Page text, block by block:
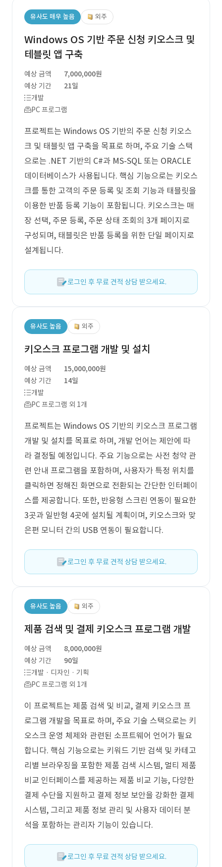
유사도 매우 높음 외주
Windows OS 기반 주문 신청 키오스크 및
테블릿 앱 구축
예상 금액
7,000,000원
예상 기간
21일
개발
PC 프로그램
프로젝트는 Windows OS 기반의 주문 신청 키오스
크 및 태블릿 앱 구축을 목표로 하며, 주요 기술 스택
으로는 .NET 기반의 C#과 MS-SQL 또는 ORACLE
데이터베이스가 사용됩니다. 핵심 기능으로는 키오스
크를 통한 고객의 주문 등록 및 조회 기능과 태블릿을
이용한 반품 등록 기능이 포함됩니다. 키오스크는 매
장 선택, 주문 등록, 주문 상태 조회의 3개 페이지로
구성되며, 태블릿은 반품 등록을 위한 단일 페이지로
설계됩니다.
로그인 후 무료 견적 상담 받으세요.
유사도 높음 외주
키오스크 프로그램 개발 및 설치
예상 금액
15,000,000원
예상 기간
14일
개발
PC 프로그램 외 1개
프로젝트는 Windows OS 기반의 키오스크 프로그램
개발 및 설치를 목표로 하며, 개발 언어는 제안에 따
라 결정될 예정입니다. 주요 기능으로는 사전 청약 관
련 안내 프로그램을 포함하며, 사용자가 특정 위치를
클릭하면 정해진 화면으로 전환되는 간단한 인터페이
스를 제공합니다. 또한, 반응형 스크린 연동이 필요한
3곳과 일반형 4곳에 설치될 계획이며, 키오스크와 맞
은편 모니터 간의 USB 연동이 필요합니다.
로그인 후 무료 견적 상담 받으세요.
유사도 높음 외주
제품 검색 및 결제 키오스크 프로그램 개발
예상 금액
8,000,000원
예상 기간
90일
개발 · 디자인 · 기획
PC 프로그램 외 1개
이 프로젝트는 제품 검색 및 비교, 결제 키오스크 프
로그램 개발을 목표로 하며, 주요 기술 스택으로는 키
오스크 운영 체제와 관련된 소프트웨어 언어가 필요
합니다. 핵심 기능으로는 키워드 기반 검색 및 카테고
리별 브라우징을 포함한 제품 검색 시스템, 멀티 제품
비교 인터페이스를 제공하는 제품 비교 기능, 다양한
결제 수단을 지원하고 결제 정보 보안을 강화한 결제
시스템, 그리고 제품 정보 관리 및 사용자 데이터 분
석을 포함하는 관리자 기능이 있습니다.
로그인 후 무료 견적 상담 받으세요.